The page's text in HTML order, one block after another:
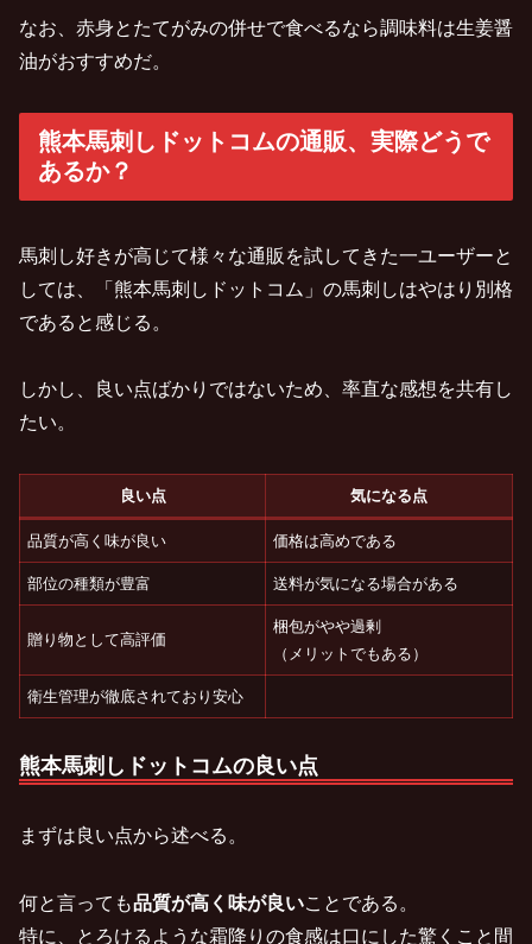
なお、赤身とたてがみの併せで食べるなら調味料は生姜醤
油がおすすめだ。
熊本馬刺しドットコムの通販、実際どうで
あるか？
馬刺し好きが高じて様々な通販を試してきた一ユーザーと
しては、「熊本馬刺しドットコム」の馬刺しはやはり別格
であると感じる。
しかし、良い点ばかりではないため、率直な感想を共有し
たい。
良い点 気になる点
品質が高く味が良い 価格は高めである
部位の種類が豊富 送料が気になる場合がある
贈り物として高評価
梱包がやや過剰
（メリットでもある）
衛生管理が徹底されており安心
熊本馬刺しドットコムの良い点
まずは良い点から述べる。
何と言っても品質が高く味が良いことである。
特に、とろけるような霜降りの食感は口にした驚くこと間